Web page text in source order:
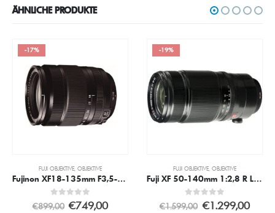
ÄHNLICHE PRODUKTE
-17%
FUJI OBJEKTIVE OBJEKTIVE
Fujinon XF18-135mm F3,5-5,6 R LM OIS WR
0 out of 5
€899,00 €749,00
-19%
FUJI OBJEKTIVE OBJEKTIVE
Fuji XF 50-140mm 1:2,8 R LM OIS WR Objektiv (Ausstellungsstück)
0 out of 5
€1.599,00 €1.299,00